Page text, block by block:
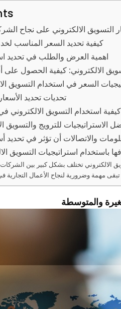
التسويق الالكتروني على نجاح
كيفية تحديد السعر المناسب
اهمية العرض والطلب في تحديد
الالكتروني: كيفية الحصول
السعر في استخدام التسويق
تحديات تحديد
كيفية استخدام التسويق الالكتروني
الاستراتيجيات للترويج والتسويق
والاتصالات أن تؤثر في تحديد
استراتيجيات التسويق
الالكتروني تختلف بشكل كبير بين
والمتوسطة